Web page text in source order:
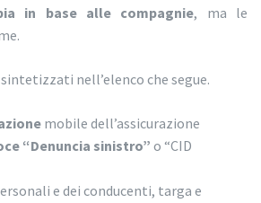
in base alle compagnie, ma le
nell’elenco che segue.
mobile dell’assicurazione
“Denuncia sinistro” o “CID
e dei conducenti, targa e